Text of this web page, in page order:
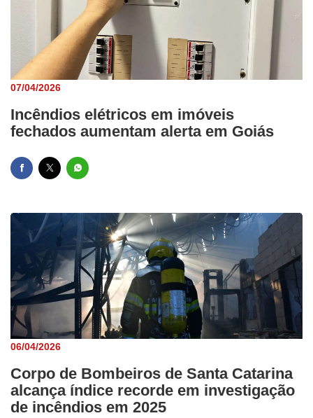
07/04/2026
Incêndios elétricos em imóveis
fechados aumentam alerta em Goiás
06/04/2026
Corpo de Bombeiros de Santa Catarina
alcança índice recorde em investigação
de incêndios em 2025